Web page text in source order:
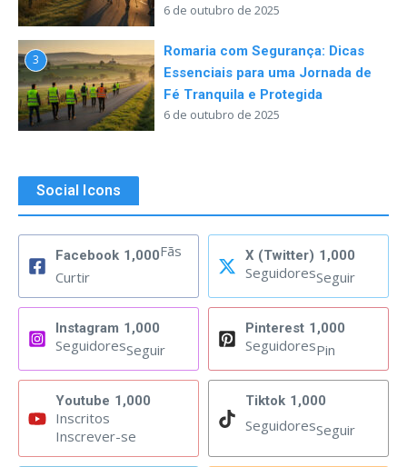
6 de outubro de 2025
3
Romaria com Segurança: Dicas
Essenciais para uma Jornada de
Fé Tranquila e Protegida
6 de outubro de 2025
Social Icons
Facebook 1,000Fãs
Curtir
X (Twitter) 1,000
SeguidoresSeguir
Instagram 1,000
SeguidoresSeguir
Pinterest 1,000
SeguidoresPin
Youtube 1,000
Inscritos
Inscrever-se
Tiktok 1,000
SeguidoresSeguir